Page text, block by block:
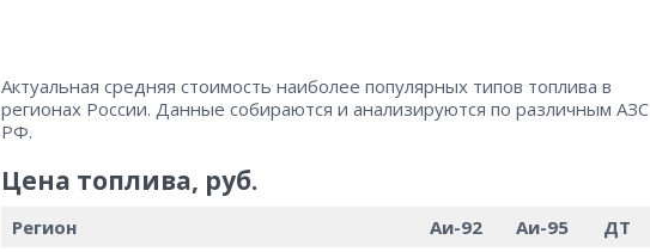
Актуальная средняя стоимость наиболее популярных типов топлива в
регионах России. Данные собираются и анализируются по различным АЗС
РФ.
Цена топлива, руб.
Регион Аи-92 Аи-95
ДТ